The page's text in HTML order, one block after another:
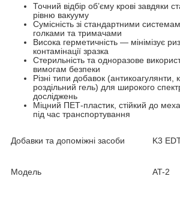
Точний відбір об’єму крові завдяки
рівню вакууму
Сумісність зі стандартними
голками та тримачами
Висока герметичність — мінімізує
контамінації зразка
Стерильність та одноразове
вимогам безпеки
Різні типи добавок (антикоагулянти,
роздільний гель) для широкого
досліджень
Міцний ПЕТ-пластик, стійкий до
під час транспортування
Добавки та допоміжні засоби K3
Модель AT-2